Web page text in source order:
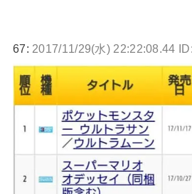
67: 2017/11/29(水) 22:22:08.44